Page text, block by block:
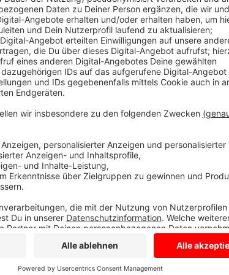
Deswegen hat sich die Gemeinde Senden einige
hier passieren? Heute stellt sie die Ergebnisse einer
um den Huxburgweg, die Feuerstiege und die Alte
Ergebnissen steht der Wunsch nach mehr
Autos, die häufig überholen sind der größte
Sicherheitsgefühl erhöhen. Gewünscht sind auch
überqueren und Hinweisschilder. Auch
helfen. Andere schlagen vor, die Straßen
anzulegen. Oder Fahrradstraßen einzurichten, auf
Autofahrer nur Tempo 30 fahren dürfen. Darüber
Umfrage der Gemeinde Senden haben über 500